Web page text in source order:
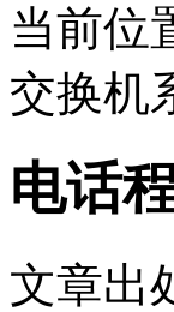
当前位
交换机
电话
文章出